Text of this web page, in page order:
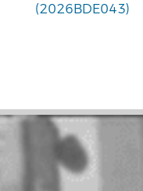
(2026BDE043)